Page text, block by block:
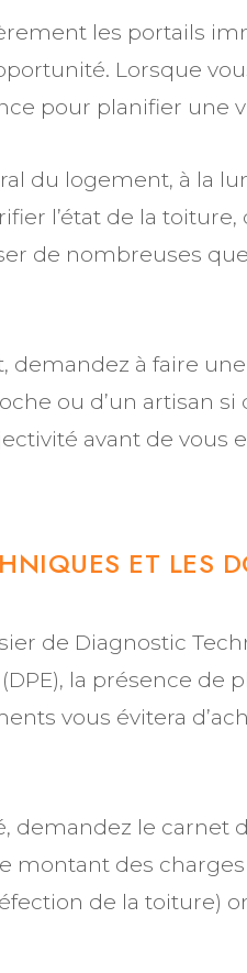
les portails
Lorsque
pour planifier une
du logement, à la
l’état de la
de nombreuses
demandez à faire
ou d’un artisan
avant de vous
ET LES
de Diagnostic
la présence de
vous évitera
demandez le carnet
montant des
de la toiture)